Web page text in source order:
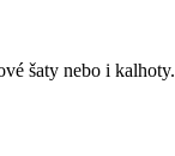
šaty nebo i kalhoty.